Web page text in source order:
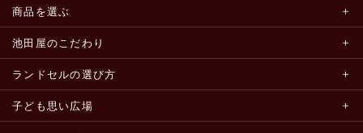
商品を選ぶ
池田屋のこだわり
ランドセルの選び方
子ども思い広場